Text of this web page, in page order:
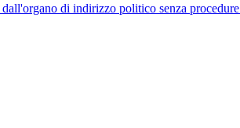
di indirizzo politico senza